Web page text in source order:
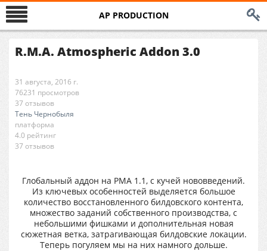
AP PRODUCTION
R.M.A. Atmospheric Addon 3.0
31 августа, 2016 г.
76231 просмотров
37 отзывов
Тень Чернобыля
платформа
4.0 рейтинг
37 отзывов
Глобальный аддон на РМА 1.1, с кучей нововведений.
Из ключевых особенностей выделяется большое
количество восстановленного билдовского контента,
множество заданий собственного производства, с
небольшими фишками и дополнительная новая
сюжетная ветка, затрагивающая билдовские локации.
Теперь погуляем мы на них намного дольше.